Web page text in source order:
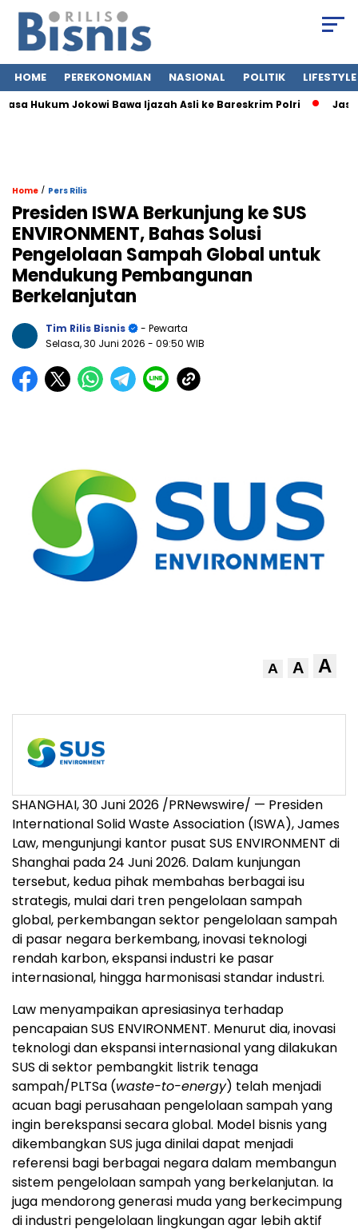
HOME PEREKONOMIAN NASIONAL POLITIK LIFESTYLE
Hukum Jokowi Bawa Ijazah Asli ke Bareskrim Polri Jasa
Home / Pers Rilis
Presiden ISWA Berkunjung ke SUS
ENVIRONMENT, Bahas Solusi
Pengelolaan Sampah Global untuk
Mendukung Pembangunan
Berkelanjutan
Tim Rilis Bisnis
- Pewarta
Selasa, 30 Juni 2026 - 09:50 WIB
A A A
SHANGHAI, 30 Juni 2026 /PRNewswire/ — Presiden
International Solid Waste Association (ISWA), James
Law, mengunjungi kantor pusat SUS ENVIRONMENT di
Shanghai pada 24 Juni 2026. Dalam kunjungan
tersebut, kedua pihak membahas berbagai isu
strategis, mulai dari tren pengelolaan sampah
global, perkembangan sektor pengelolaan sampah
di pasar negara berkembang, inovasi teknologi
rendah karbon, ekspansi industri ke pasar
internasional, hingga harmonisasi standar industri.
Law menyampaikan apresiasinya terhadap
pencapaian SUS ENVIRONMENT. Menurut dia, inovasi
teknologi dan ekspansi internasional yang dilakukan
SUS di sektor pembangkit listrik tenaga
sampah/PLTSa (waste-to-energy) telah menjadi
acuan bagi perusahaan pengelolaan sampah yang
ingin berekspansi secara global. Model bisnis yang
dikembangkan SUS juga dinilai dapat menjadi
referensi bagi berbagai negara dalam membangun
sistem pengelolaan sampah yang berkelanjutan. Ia
juga mendorong generasi muda yang berkecimpung
di industri pengelolaan lingkungan agar lebih aktif